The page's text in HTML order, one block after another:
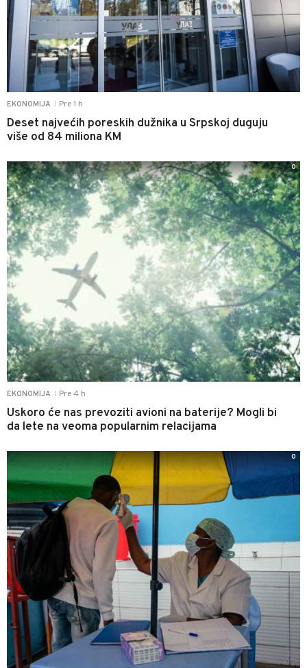
EKONOMIJA Pre 1 h
Deset najvećih poreskih dužnika u Srpskoj duguju
više od 84 miliona KM
EKONOMIJA Pre 4 h
Uskoro će nas prevoziti avioni na baterije? Mogli bi
da lete na veoma popularnim relacijama
0
0